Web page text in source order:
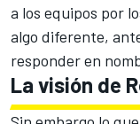
a los equipos por
algo diferente,
responder en
La visión de